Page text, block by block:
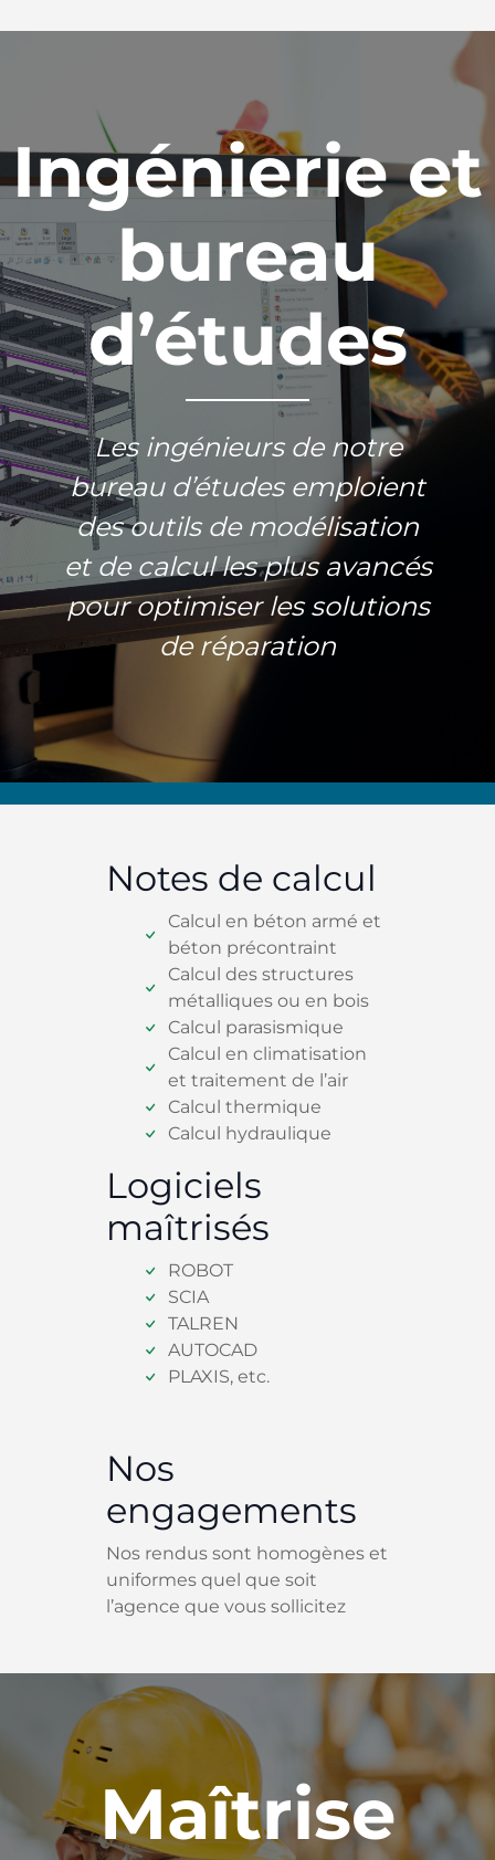
Ingénierie et
bureau
d’études
Les ingénieurs de notre
bureau d’études emploient
des outils de modélisation
et de calcul les plus avancés
pour optimiser les solutions
de réparation
Notes de calcul
Calcul en béton armé et
béton précontraint
Calcul des structures
métalliques ou en bois
Calcul parasismique
Calcul en climatisation
et traitement de l’air
Calcul thermique
Calcul hydraulique
Logiciels
maîtrisés
ROBOT
SCIA
TALREN
AUTOCAD
PLAXIS, etc.
Nos
engagements
Nos rendus sont homogènes et
uniformes quel que soit
l’agence que vous sollicitez
Maîtrise